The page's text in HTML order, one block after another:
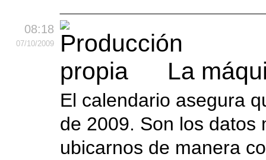
08:18
07/10/2009
La
El calendario asegura
de 2009. Son los datos
ubicarnos de manera